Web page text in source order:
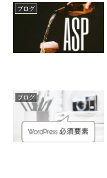
ブログ
ブログ